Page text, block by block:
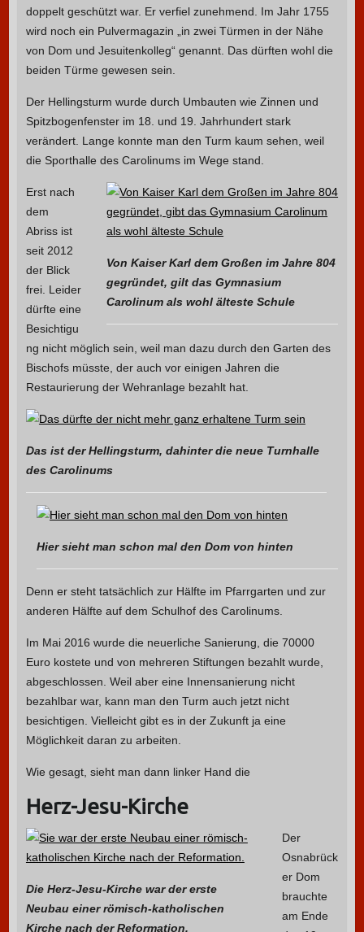
doppelt geschützt war. Er verfiel zunehmend. Im Jahr 1755
wird noch ein Pulvermagazin „in zwei Türmen in der Nähe
von Dom und Jesuitenkolleg“ genannt. Das dürften wohl die
beiden Türme gewesen sein.
Der Hellingsturm wurde durch Umbauten wie Zinnen und
Spitzbogenfenster im 18. und 19. Jahrhundert stark
verändert. Lange konnte man den Turm kaum sehen, weil
die Sporthalle des Carolinums im Wege stand.
Von Kaiser Karl dem Großen im Jahre 804
gegründet, gilt das Gymnasium
Carolinum als wohl älteste Schule
Erst nach
dem
Abriss ist
seit 2012
der Blick
frei. Leider
dürfte eine
Besichtigu
ng nicht möglich sein, weil man dazu durch den Garten des
Bischofs müsste, der auch vor einigen Jahren die
Restaurierung der Wehranlage bezahlt hat.
Das ist der Hellingsturm, dahinter die neue Turnhalle
des Carolinums
Hier sieht man schon mal den Dom von hinten
Denn er steht tatsächlich zur Hälfte im Pfarrgarten und zur
anderen Hälfte auf dem Schulhof des Carolinums.
Im Mai 2016 wurde die neuerliche Sanierung, die 70000
Euro kostete und von mehreren Stiftungen bezahlt wurde,
abgeschlossen. Weil aber eine Innensanierung nicht
bezahlbar war, kann man den Turm auch jetzt nicht
besichtigen. Vielleicht gibt es in der Zukunft ja eine
Möglichkeit daran zu arbeiten.
Wie gesagt, sieht man dann linker Hand die
Herz-Jesu-Kirche
Die Herz-Jesu-Kirche war der erste
Neubau einer römisch-katholischen
Kirche nach der Reformation.
Der
Osnabrück
er Dom
brauchte
am Ende